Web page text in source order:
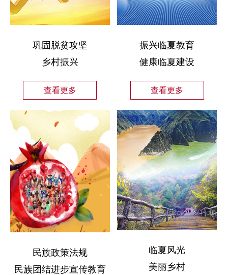
巩固脱贫攻坚
乡村振兴
查看更多
振兴临夏教育
健康临夏建设
查看更多
民族政策法规
民族团结进步宣传教育
临夏风光
美丽乡村